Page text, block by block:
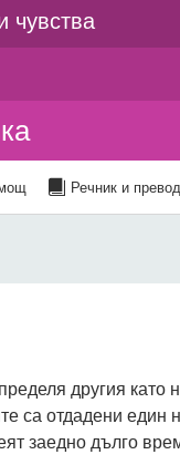
чувства
Речник и
другия като
са отдадени един
заедно дълго